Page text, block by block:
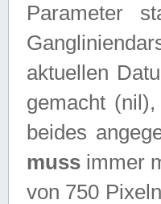
Parameter
aktuellen
gemacht
beides
muss immer
von 750